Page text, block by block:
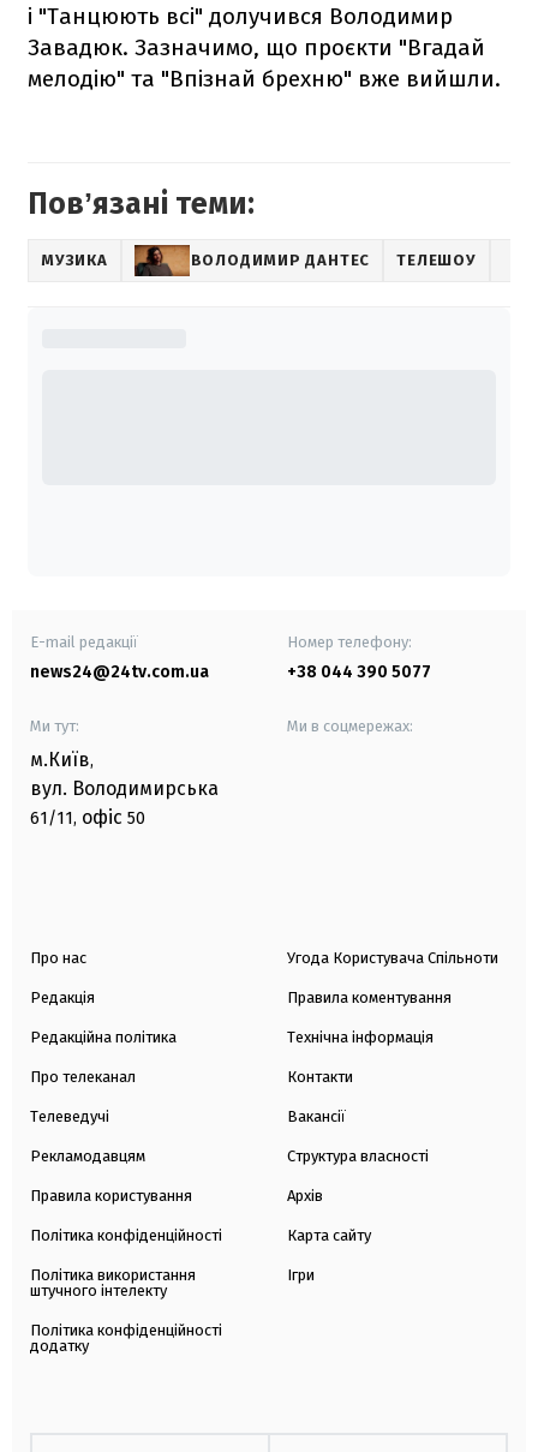
і "Танцюють всі" долучився Володимир
Завадюк. Зазначимо, що проєкти "Вгадай
мелодію" та "Впізнай брехню" вже вийшли.
Повʼязані теми:
МУЗИКА ВОЛОДИМИР ДАНТЕС ТЕЛЕШОУ
E-mail редакції
news24@24tv.com.ua
Номер телефону:
+38 044 390 5077
Ми тут:
м.Київ,
вул. Володимирська
61/11, офіс 50
Ми в соцмережах:
Про нас
Редакція
Редакційна політика
Про телеканал
Телеведучі
Рекламодавцям
Правила користування
Політика конфіденційності
Політика використання
штучного інтелекту
Політика конфіденційності
додатку
Угода Користувача Спільноти
Правила коментування
Технічна інформація
Контакти
Вакансії
Структура власності
Архів
Карта сайту
Ігри